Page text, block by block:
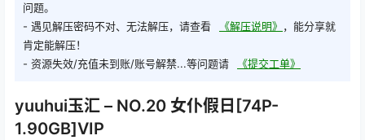
问题。
- 遇见解压密码不对、无法解压，请查看
《解压说明》 ，能分享就
肯定能解压！
- 资源失效/充值未到账/账号解禁...等问题请
《提交工单》
yuuhui玉汇 – NO.20 女仆假日[74P-
1.90GB]VIP